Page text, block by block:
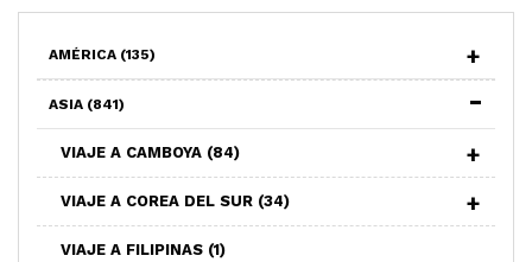
AMÉRICA (135)
ASIA (841)
VIAJE A CAMBOYA (84)
VIAJE A COREA DEL SUR (34)
VIAJE A FILIPINAS (1)